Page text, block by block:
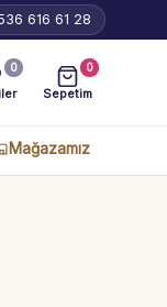
616 61 28
0
Sepetim
0
Mağazamız